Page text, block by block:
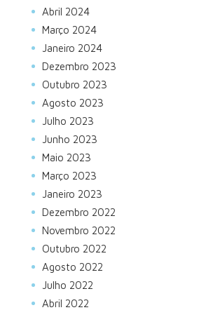
Abril 2024
Março 2024
Janeiro 2024
Dezembro 2023
Outubro 2023
Agosto 2023
Julho 2023
Junho 2023
Maio 2023
Março 2023
Janeiro 2023
Dezembro 2022
Novembro 2022
Outubro 2022
Agosto 2022
Julho 2022
Abril 2022